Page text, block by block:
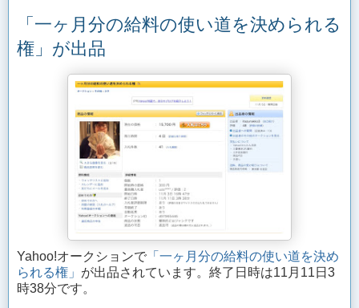
「一ヶ月分の給料の使い道を決められる
権」が出品
Yahoo!オークションで 「一ヶ月分の給料の使い道を決め
られる権」 が出品されています。終了日時は11月11日3
時38分です。